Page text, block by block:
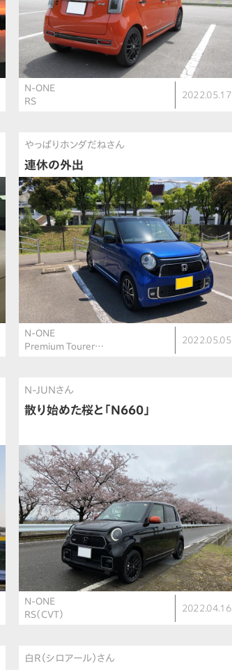
N-ONE
RS
2022.05.17
やっぱりホンダだねさん
連休の外出
N-ONE
Premium Tourer…
2022.05.05
N-JUNさん
散り始めた桜と「N660」
N-ONE
RS（CVT）
2022.04.16
白R（シロアール）さん